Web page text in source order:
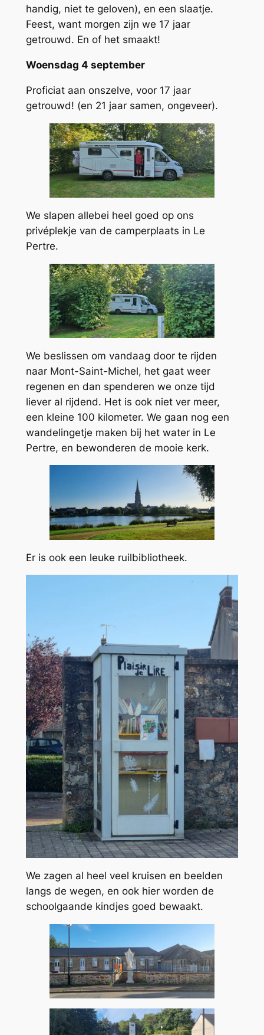
handig, niet te geloven), en een slaatje.
Feest, want morgen zijn we 17 jaar
getrouwd. En of het smaakt!
Woensdag 4 september
Proficiat aan onszelve, voor 17 jaar
getrouwd! (en 21 jaar samen, ongeveer).
We slapen allebei heel goed op ons
privéplekje van de camperplaats in Le
Pertre.
We beslissen om vandaag door te rijden
naar Mont-Saint-Michel, het gaat weer
regenen en dan spenderen we onze tijd
liever al rijdend. Het is ook niet ver meer,
een kleine 100 kilometer. We gaan nog een
wandelingetje maken bij het water in Le
Pertre, en bewonderen de mooie kerk.
Er is ook een leuke ruilbibliotheek.
We zagen al heel veel kruisen en beelden
langs de wegen, en ook hier worden de
schoolgaande kindjes goed bewaakt.